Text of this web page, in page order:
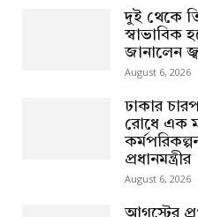
দুই থেকে
স্বাভাবিক
জানালেন
August 6, 2026
ঢাকার
রোধে এক
প্রধানমন্ত্রীর
August 6, 2026
আগস্টের